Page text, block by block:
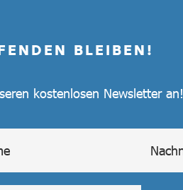
BLEIBEN!
kostenlosen Newsletter an!